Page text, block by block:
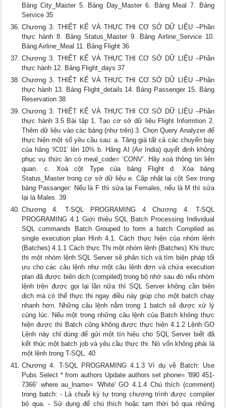
Bảng City_Master 5. Bảng Day_Master 6. Bảng Meal 7. Bảng
Service 35
Chương 3. THIẾT KẾ VÀ THỰC THI CƠ SỞ DỮ LIỆU –Phần
thực hành 8. Bảng Status_Master 9. Bảng Airline_Service 10.
Bảng Airline_Meal 11. Bảng Flight 36
Chương 3. THIẾT KẾ VÀ THỰC THI CƠ SỞ DỮ LIỆU –Phần
thực hành 12. Bảng Flight_days 37
Chương 3. THIẾT KẾ VÀ THỰC THI CƠ SỞ DỮ LIỆU –Phần
thực hành 13. Bảng Flight_details 14. Bảng Passenger 15. Bảng
Reservation 38
Chương 3. THIẾT KẾ VÀ THỰC THI CƠ SỞ DỮ LIỆU –Phần
thực hành 3.5 Bài tập 1. Tạo cơ sở dữ liệu Flight Informtion 2.
Thêm dữ liệu vào các bảng (như trên) 3. Chọn Query Analyzer để
thực hiện một số yêu cầu sau: a. Tăng giá tất cả các chuyến bay
của hãng ‘IC01’ lên 10% b. Hãng AI (Air India) quyết định không
phục vụ thức ăn có meal_code= ‘CONV’. Hãy xoá thông tin liên
quan. c. Xoá cột Type của bảng Flight d. Xóa bảng
Status_Master trong cơ sở dữ liệu e. Cập nhật lại cột Sex trong
bảng Passanger: Nếu là F thì sửa lại Females, nếu là M thì sửa
lại là Males. 39
Chương 4. T-SQL PROGRAMING 4 Chương 4. T-SQL
PROGRAMING 4.1 Giới thiệu SQL Batch Processing Individual
SQL commands Batch Grouped to form a batch Compiled as
single execution plan Hình 4.1. Cách thực hiện của nhóm lệnh
(Batches) 4.1.1 Cách thực Thi một nhóm lệnh (Batches) Khi thực
thi một nhóm lệnh SQL Server sẽ phân tích và tìm biện pháp tối
ưu cho các câu lệnh như một câu lệnh đơn và chứa execution
plan đã được biên dịch (compiled) trong bộ nhớ sau đó nếu nhóm
lệnh trên được gọi lại lần nữa thì SQL Server không cần biên
dịch mà có thể thực thi ngay điều này giúp cho một batch chạy
nhanh hơn. Những câu lệnh nằm trong 1 batch sẽ được xử lý
cùng lúc. Nếu một trong những câu lệnh của Batch không thực
hiện được thì Batch cũng không được thực hiện 4.1.2 Lệnh GO
Lệnh này chỉ dùng để gửi một tín hiệu cho SQL Server biết đã
kết thúc một batch job và yêu cầu thực thi. Nó vốn không phải là
một lệnh trong T-SQL. 40
Chương 4. T-SQL PROGRAMING 4.1.3 Ví dụ về Batch: Use
Pubs Select * from authors Update authors set phone= '890 451-
7366’ where au_lname= 'White' GO 4.1.4 Chú thích (comment)
trong batch: - Là chuỗi ký tự trong chương trình được compiler
bỏ qua. - Sử dụng để chú thích hoặc tạm thời bỏ qua những